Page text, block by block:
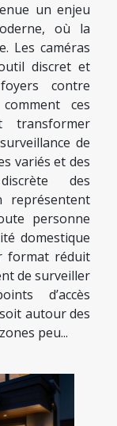
un enjeu
où la
Les caméras
discret et
contre
ces
transformer
de
variés et des
des
représentent
personne
domestique
format réduit
de surveiller
d’accès
autour des
peu...